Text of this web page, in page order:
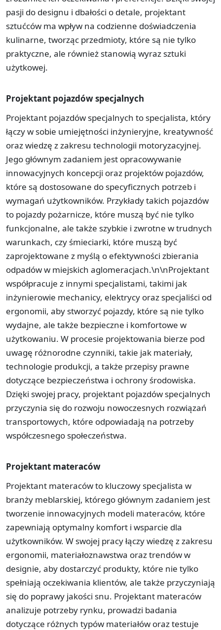
pasji do designu i dbałości o detale, projektant
sztućców ma wpływ na codzienne doświadczenia
kulinarne, tworząc przedmioty, które są nie tylko
praktyczne, ale również stanowią wyraz sztuki
użytkowej.
Projektant pojazdów specjalnych
Projektant pojazdów specjalnych to specjalista, który
łączy w sobie umiejętności inżynieryjne, kreatywność
oraz wiedzę z zakresu technologii motoryzacyjnej.
Jego głównym zadaniem jest opracowywanie
innowacyjnych koncepcji oraz projektów pojazdów,
które są dostosowane do specyficznych potrzeb i
wymagań użytkowników. Przykłady takich pojazdów
to pojazdy pożarnicze, które muszą być nie tylko
funkcjonalne, ale także szybkie i zwrotne w trudnych
warunkach, czy śmieciarki, które muszą być
zaprojektowane z myślą o efektywności zbierania
odpadów w miejskich aglomeracjach.\n\nProjektant
współpracuje z innymi specjalistami, takimi jak
inżynierowie mechanicy, elektrycy oraz specjaliści od
ergonomii, aby stworzyć pojazdy, które są nie tylko
wydajne, ale także bezpieczne i komfortowe w
użytkowaniu. W procesie projektowania bierze pod
uwagę różnorodne czynniki, takie jak materiały,
technologie produkcji, a także przepisy prawne
dotyczące bezpieczeństwa i ochrony środowiska.
Dzięki swojej pracy, projektant pojazdów specjalnych
przyczynia się do rozwoju nowoczesnych rozwiązań
transportowych, które odpowiadają na potrzeby
współczesnego społeczeństwa.
Projektant materaców
Projektant materaców to kluczowy specjalista w
branży meblarskiej, którego głównym zadaniem jest
tworzenie innowacyjnych modeli materaców, które
zapewniają optymalny komfort i wsparcie dla
użytkowników. W swojej pracy łączy wiedzę z zakresu
ergonomii, materiałoznawstwa oraz trendów w
designie, aby dostarczyć produkty, które nie tylko
spełniają oczekiwania klientów, ale także przyczyniają
się do poprawy jakości snu. Projektant materaców
analizuje potrzeby rynku, prowadzi badania
dotyczące różnych typów materiałów oraz testuje